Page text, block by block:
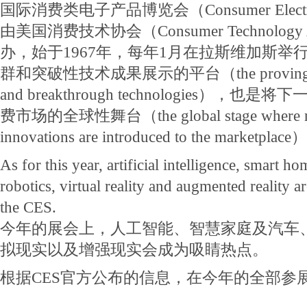
国际消费类电子产品博览会（Consumer
由美国消费技术协会（Consumer
办，始于1967年，每年1月在拉斯维加斯举
群和突破性技术成果展示的平台（the
and breakthrough technologies），也是将下
费市场的全球性舞台（the global stage where
innovations are introduced to the marketplace
As for this year, artificial intelligence, smart
robotics, virtual reality and augmented reality
the CES.
今年的展会上，人工智能、智慧家庭及汽车
拟现实以及增强现实会成为吸睛热点。
根据CES官方公布的信息，在今年的全部参